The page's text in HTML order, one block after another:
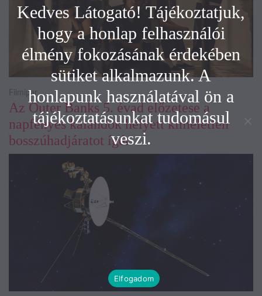
Az Outer Banks 5. évad előzetese a
napfényes kalandok helyett kíméletlen
bosszúhadjáratot ígér
Filmipar
Kedves Látogató! Tájékoztatjuk,
hogy a honlap felhasználói
élmény fokozásának érdekében
sütiket alkalmazunk. A
honlapunk használatával ön a
tájékoztatásunkat tudomásul
veszi.
Elfogadom